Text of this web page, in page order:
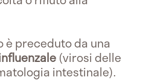
è preceduto da una
(virosi delle
intestinale).